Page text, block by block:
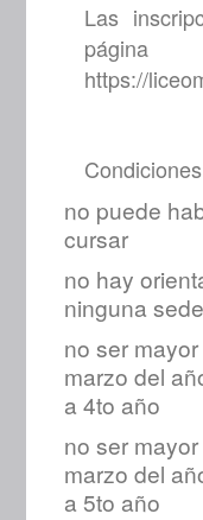
Las
https://
no puede
cursar
no hay
ninguna sede
no ser
marzo del
a 4to año
no ser
marzo del
a 5to año